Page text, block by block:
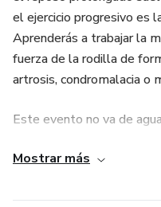
el ejercicio progresivo es
Aprenderás a trabajar la
fuerza de la rodilla de
artrosis, condromalacia o
Este evento no va de
entender tus sensaciones
Mostrar más